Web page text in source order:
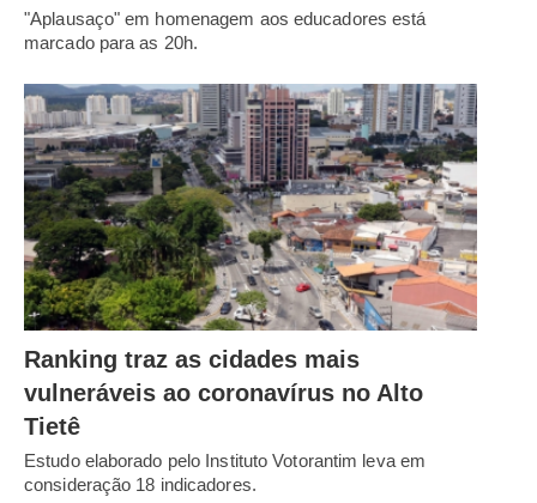
"Aplausaço" em homenagem aos educadores está
marcado para as 20h.
Ranking traz as cidades mais
vulneráveis ao coronavírus no Alto
Tietê
Estudo elaborado pelo Instituto Votorantim leva em
consideração 18 indicadores.